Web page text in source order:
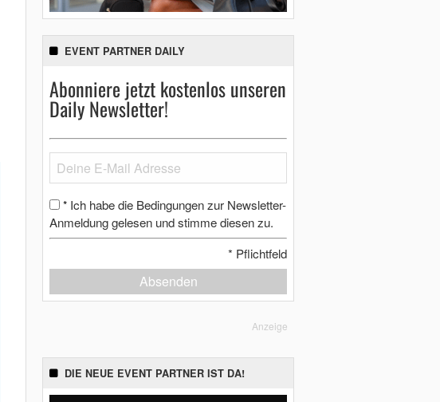
EVENT PARTNER DAILY
Abonniere jetzt kostenlos unseren
Daily Newsletter!
* Ich habe die Bedingungen zur Newsletter-
Anmeldung gelesen und stimme diesen zu.
* Pflichtfeld
Absenden
Anzeige
DIE NEUE EVENT PARTNER IST DA!